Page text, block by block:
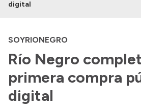
Autoridades
Alumnos
Docentes y Capacitadores
Delegaciones
Normativa
digital
SOYRIONEGRO
Río Negro
primera compra
digital